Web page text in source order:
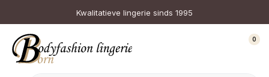
Kwalitatieve lingerie sinds 1995
0